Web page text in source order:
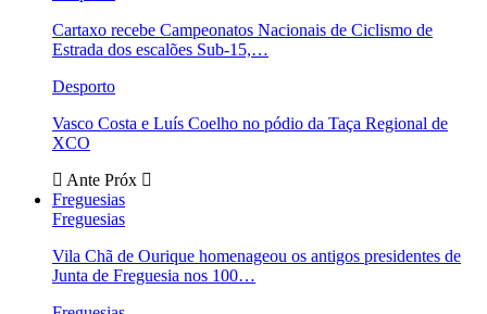
Cartaxo recebe Campeonatos Nacionais de Ciclismo de
Estrada dos escalões Sub-15,…
Desporto
Vasco Costa e Luís Coelho no pódio da Taça Regional de
XCO
Ante Próx
Freguesias
Freguesias
Vila Chã de Ourique homenageou os antigos presidentes de
Junta de Freguesia nos 100…